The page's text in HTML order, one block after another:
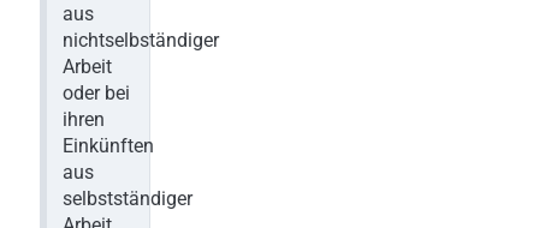
aus
nichtselbständiger
Arbeit
oder bei
ihren
Einkünften
aus
selbstständiger